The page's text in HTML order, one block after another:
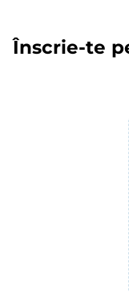
Înscrie-te